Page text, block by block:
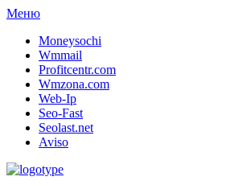
Меню
Moneysochi
Wmmail
Profitcentr.com
Wmzona.com
Web-Ip
Seo-Fast
Seolast.net
Aviso